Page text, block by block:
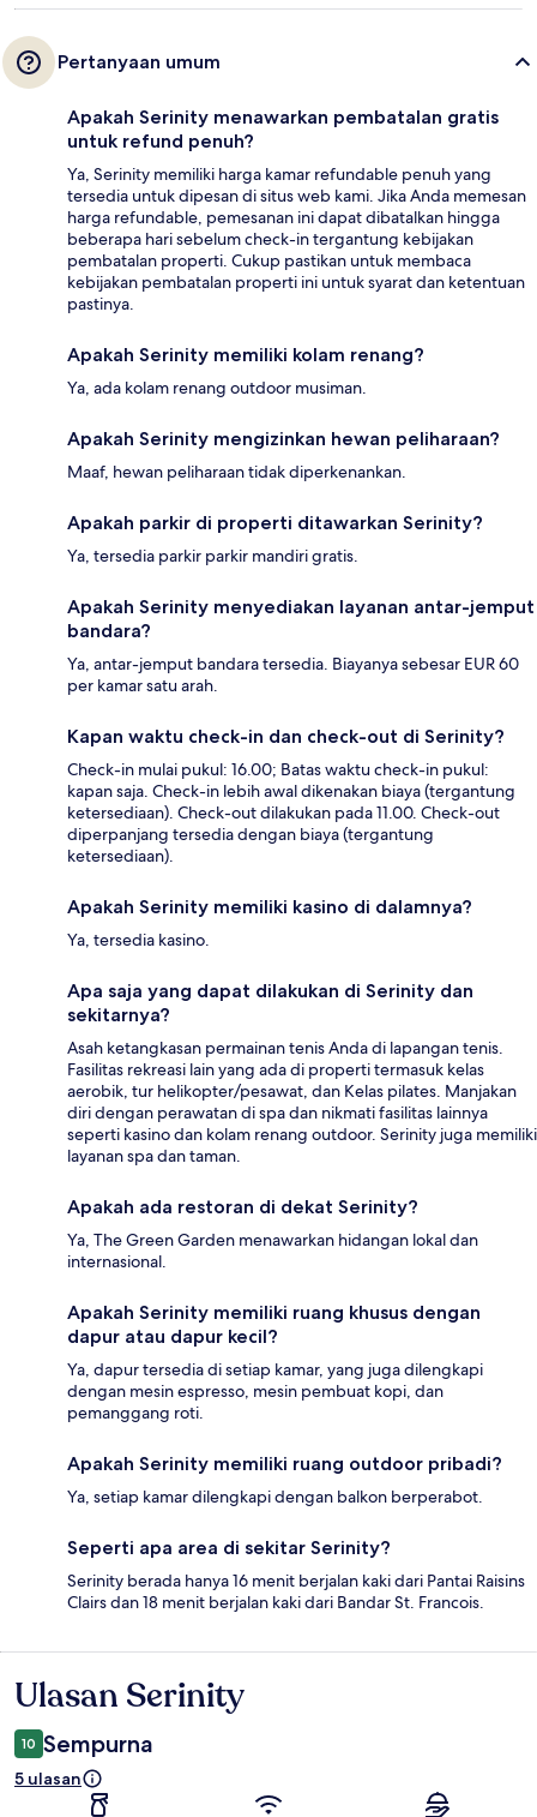
Pertanyaan umum
Apakah Serinity menawarkan pembatalan gratis
untuk refund penuh?
Ya, Serinity memiliki harga kamar refundable penuh yang
tersedia untuk dipesan di situs web kami. Jika Anda memesan
harga refundable, pemesanan ini dapat dibatalkan hingga
beberapa hari sebelum check-in tergantung kebijakan
pembatalan properti. Cukup pastikan untuk membaca
kebijakan pembatalan properti ini untuk syarat dan ketentuan
pastinya.
Apakah Serinity memiliki kolam renang?
Ya, ada kolam renang outdoor musiman.
Apakah Serinity mengizinkan hewan peliharaan?
Maaf, hewan peliharaan tidak diperkenankan.
Apakah parkir di properti ditawarkan Serinity?
Ya, tersedia parkir parkir mandiri gratis.
Apakah Serinity menyediakan layanan antar-jemput
bandara?
Ya, antar-jemput bandara tersedia. Biayanya sebesar EUR 60
per kamar satu arah.
Kapan waktu check-in dan check-out di Serinity?
Check-in mulai pukul: 16.00; Batas waktu check-in pukul:
kapan saja. Check-in lebih awal dikenakan biaya (tergantung
ketersediaan). Check-out dilakukan pada 11.00. Check-out
diperpanjang tersedia dengan biaya (tergantung
ketersediaan).
Apakah Serinity memiliki kasino di dalamnya?
Ya, tersedia kasino.
Apa saja yang dapat dilakukan di Serinity dan
sekitarnya?
Asah ketangkasan permainan tenis Anda di lapangan tenis.
Fasilitas rekreasi lain yang ada di properti termasuk kelas
aerobik, tur helikopter/pesawat, dan Kelas pilates. Manjakan
diri dengan perawatan di spa dan nikmati fasilitas lainnya
seperti kasino dan kolam renang outdoor. Serinity juga memiliki
layanan spa dan taman.
Apakah ada restoran di dekat Serinity?
Ya, The Green Garden menawarkan hidangan lokal dan
internasional.
Apakah Serinity memiliki ruang khusus dengan
dapur atau dapur kecil?
Ya, dapur tersedia di setiap kamar, yang juga dilengkapi
dengan mesin espresso, mesin pembuat kopi, dan
pemanggang roti.
Apakah Serinity memiliki ruang outdoor pribadi?
Ya, setiap kamar dilengkapi dengan balkon berperabot.
Seperti apa area di sekitar Serinity?
Serinity berada hanya 16 menit berjalan kaki dari Pantai Raisins
Clairs dan 18 menit berjalan kaki dari Bandar St. Francois.
Ulasan
Ulasan Serinity
10 Sempurna
5 ulasan